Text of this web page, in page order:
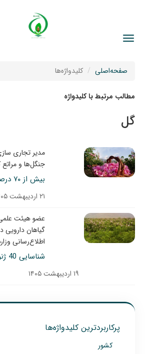
صفحه‌اصلی کلیدواژه‌ها
مطالب مرتبط با کلیدواژه
گل
مدیر تجاری
جنگل‌ها و
۲۱ اردیبهشت ۱۴۰۵
عضو هیئت
گیاهان دارویی
اطلاع‌رسانی
۱۹ اردیبهشت ۱۴۰۵
پرکاربردترین کلیدواژه‌ها
کشور